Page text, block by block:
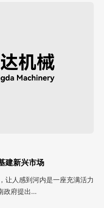
建新兴市场
让人感到河内是一座充满活力
政府提出…